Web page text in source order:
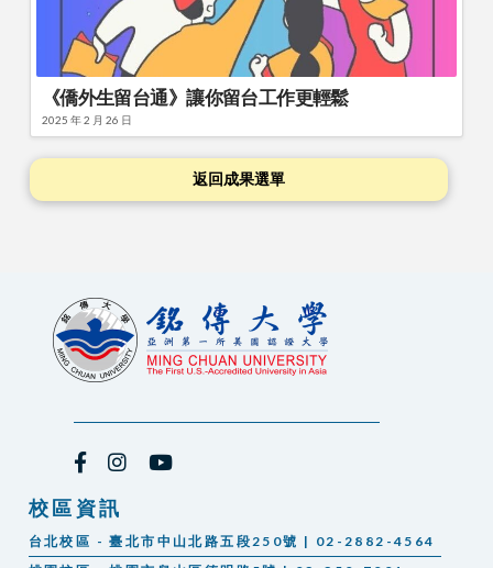
《僑外生留台通》讓你留台工作更輕鬆
2025 年 2 月 26 日
返回成果選單
校區資訊
台北校區 - 臺北市中山北路五段250號 | 02-2882-4564